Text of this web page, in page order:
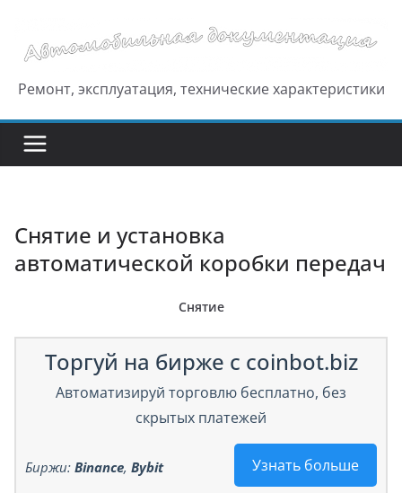
содержимому
Ремонт, эксплуатация, технические характеристики
Снятие и установка
автоматической коробки передач
Снятие
Торгуй на бирже с coinbot.biz
Автоматизируй торговлю бесплатно, без
скрытых платежей
Узнать больше
Биржи: Binance, Bybit